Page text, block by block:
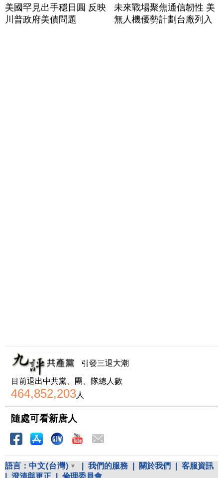
美國罕見出手穩日圓 反映
川普政府美債問題
未來戰場聚焦通信韌性 美
無人機優勢計劃台廠列入
引發三退大潮
目前退出中共黨、團、隊總人數
464,852,203人
隨處可看新唐人
語言： 中文(台灣) 我們的服務 關於我們
客服資訊
澄清與更正 倫理委員會